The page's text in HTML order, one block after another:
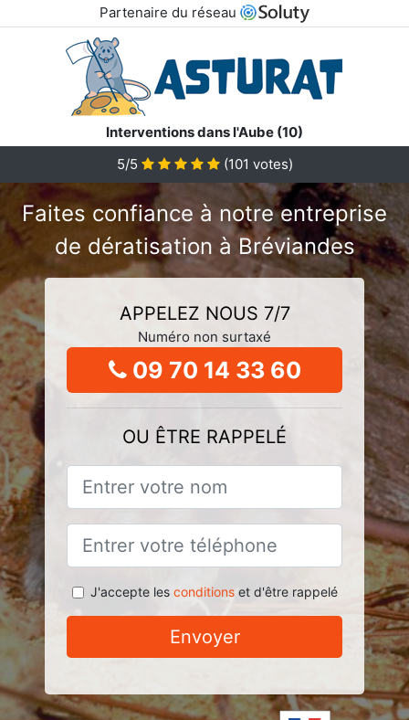
Partenaire du réseau
Interventions dans l'Aube (10)
5/5
(101 votes)
Faites confiance à notre entreprise
de dératisation à Bréviandes
APPELEZ NOUS 7/7
Numéro non surtaxé
09 70 14 33 60
OU ÊTRE RAPPELÉ
J'accepte les conditionset d'être rappelé
Envoyer